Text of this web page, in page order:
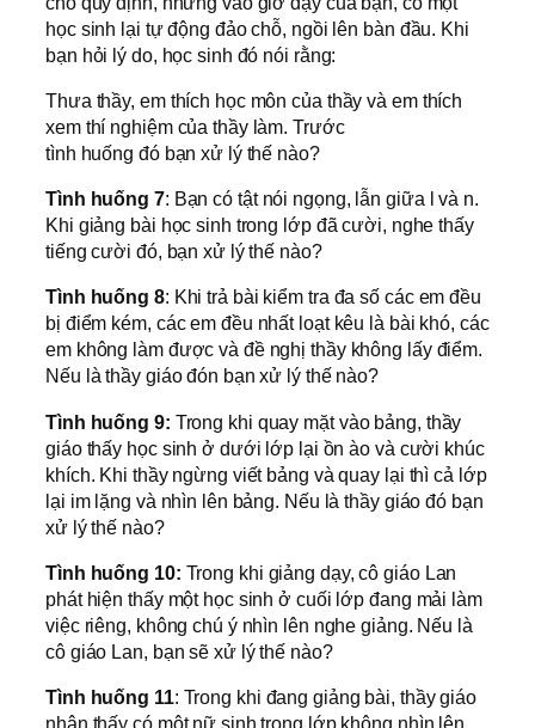
học sinh lại tự động đảo chỗ, ngồi lên bàn đầu. Khi
bạn hỏi lý do, học sinh đó nói rằng:
Thưa thầy, em thích học môn của thầy và em thích
xem thí nghiệm của thầy làm. Trước
tình huống đó bạn xử lý thế nào?
Tình huống 7: Bạn có tật nói ngọng, lẫn giữa l và n.
Khi giảng bài học sinh trong lớp đã cười, nghe thấy
tiếng cười đó, bạn xử lý thế nào?
Tình huống 8: Khi trả bài kiểm tra đa số các em đều
bị điểm kém, các em đều nhất loạt kêu là bài khó, các
em không làm được và đề nghị thầy không lấy điểm.
Nếu là thầy giáo đón bạn xử lý thế nào?
Tình huống 9: Trong khi quay mặt vào bảng, thầy
giáo thấy học sinh ở dưới lớp lại ồn ào và cười khúc
khích. Khi thầy ngừng viết bảng và quay lại thì cả lớp
lại im lặng và nhìn lên bảng. Nếu là thầy giáo đó bạn
xử lý thế nào?
Tình huống 10: Trong khi giảng dạy, cô giáo Lan
phát hiện thấy một học sinh ở cuối lớp đang mải làm
việc riêng, không chú ý nhìn lên nghe giảng. Nếu là
cô giáo Lan, bạn sẽ xử lý thế nào?
Tình huống 11: Trong khi đang giảng bài, thầy giáo
nhận thấy có một nữ sinh trong lớp không nhìn lên